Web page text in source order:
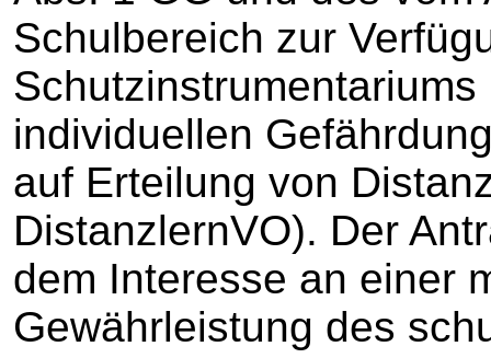
Schulbereich zur
individuellen
auf Erteilung von
DistanzlernVO). Der
dem Interesse an einer
Gewährleistung des